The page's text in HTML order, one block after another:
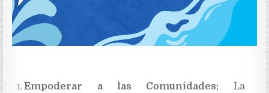
Empoderar a las Comunidades: La